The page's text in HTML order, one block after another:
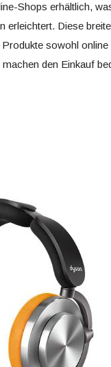
Shops erhältlich,
erleichtert. Diese
sowohl online
den Einkauf